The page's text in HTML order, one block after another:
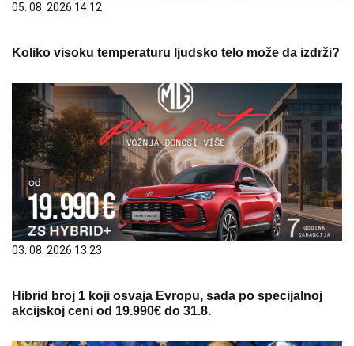
05. 08. 2026 14:12
Koliko visoku temperaturu ljudsko telo može da izdrži?
03. 08. 2026 13:23
Hibrid broj 1 koji osvaja Evropu, sada po specijalnoj
akcijskoj ceni od 19.990€ do 31.8.